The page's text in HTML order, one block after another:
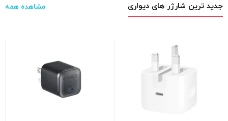
جدید ترین شارژر های دیواری مشاهده همه